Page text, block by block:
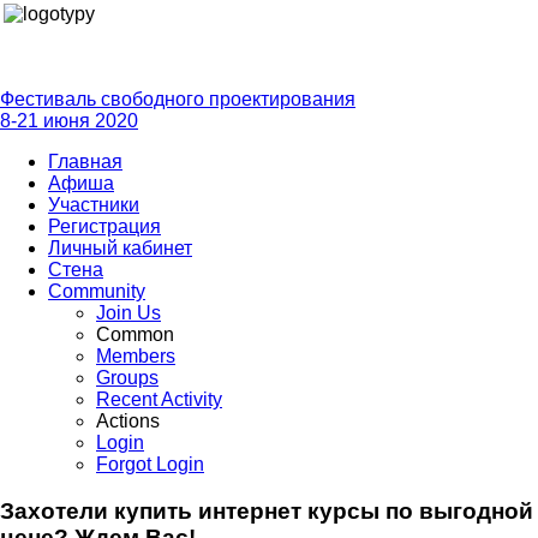
Фестиваль свободного проектирования
8-21 июня 2020
Главная
Афиша
Участники
Регистрация
Личный кабинет
Стена
Community
Join Us
Common
Members
Groups
Recent Activity
Actions
Login
Forgot Login
Захотели купить интернет курсы по выгодной